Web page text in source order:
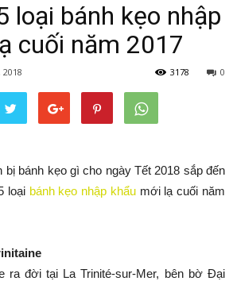
loại bánh kẹo nhập
cuối năm 2017
2018 0
3178
bị bánh kẹo gì cho ngày Tết 2018 sắp đến
loại bánh kẹo nhập khẩumới lạ cuối năm
ra đời tại La Trinité-sur-Mer, bên bờ Đại